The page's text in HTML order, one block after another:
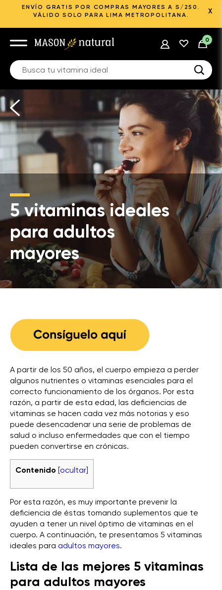
ENVÍO GRATIS POR COMPRAS MAYORES A S/250.
VÁLIDO SOLO PARA LIMA METROPOLITANA.
X
0
5 vitaminas ideales
para adultos
mayores
A partir de los 50 años, el cuerpo empieza a perder
algunos nutrientes o vitaminas esenciales para el
correcto funcionamiento de los órganos. Por esta
razón, a partir de esta edad, las deficiencias de
vitaminas se hacen cada vez más notorias y eso
puede desencadenar una serie de problemas de
salud o incluso enfermedades que con el tiempo
pueden convertirse en crónicas.
Contenido ocultar
Por esta razón, es muy importante prevenir la
deficiencia de éstas tomando suplementos que te
ayuden a tener un nivel óptimo de vitaminas en el
cuerpo. A continuación, te presentamos 5 vitaminas
ideales para adultos mayores.
Lista de las mejores 5 vitaminas
para adultos mayores